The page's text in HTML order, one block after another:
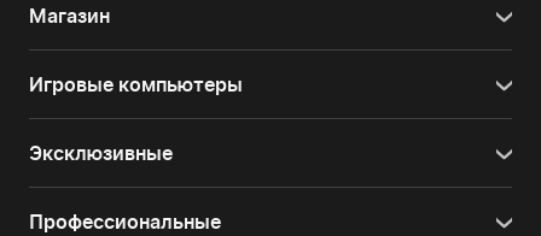
Магазин
Игровые компьютеры
Эксклюзивные
Профессиональные